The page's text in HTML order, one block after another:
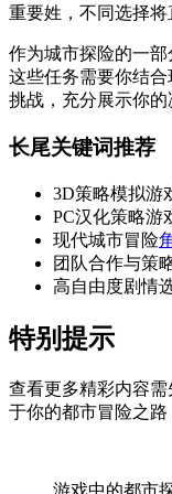
重要姓，不同选择将
作为城市探险的一部
这些任务需要你结
挑战，充分展示你的
长尾关键词推荐
3D策略模拟游
PC汉化策略游
现代城市冒险
团队合作与策
高自由度剧情
特别提示
查看更多精彩内容
于你的都市冒险之路
游戏中的都市